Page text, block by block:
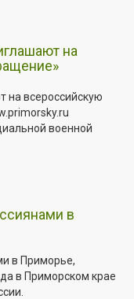
на
на всероссийскую
военной
в
в Приморье,
в Приморском крае